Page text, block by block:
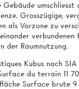
Grosszügige,
als Vorzone zu
der Raumnutzung.
Kubus nach SIA
du terrain 11
Surface brute